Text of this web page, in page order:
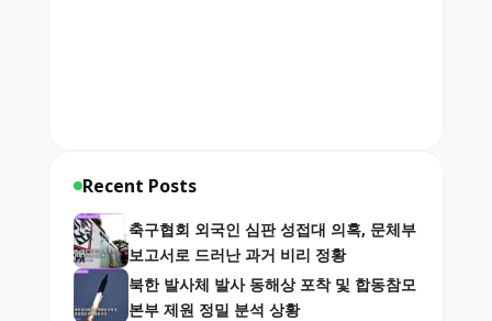
Recent Posts
축구협회 외국인 심판 성접대 의혹, 문체부
보고서로 드러난 과거 비리 정황
북한 발사체 발사 동해상 포착 및 합동참모
본부 제원 정밀 분석 상황